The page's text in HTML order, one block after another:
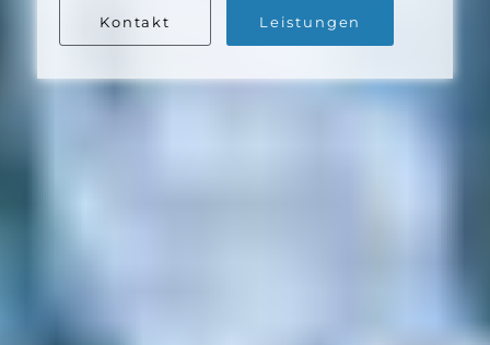
Kontakt Leistungen